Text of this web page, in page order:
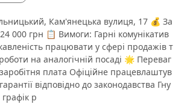
Кам'янецька вулиця, 17 💰 За
000 грн 📋 Вимоги: Гарні комунікатив
працювати у сфері продажів т
на аналогічній посаді 🌟 Переваг
плата Офіційне працевлаштув
відповідно до законодавства Гну
р